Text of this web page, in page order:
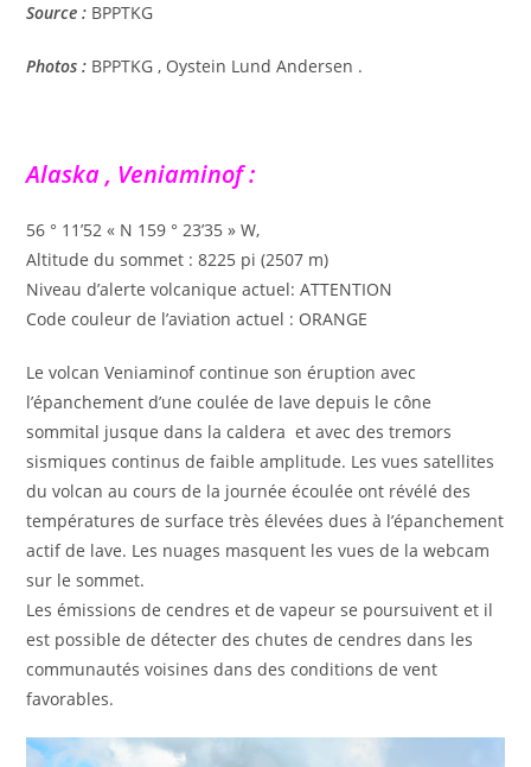
Source : BPPTKG
Photos : BPPTKG , Oystein Lund Andersen .
Alaska , Veniaminof :
56 ° 11’52 « N 159 ° 23’35 » W,
Altitude du sommet : 8225 pi (2507 m)
Niveau d’alerte volcanique actuel: ATTENTION
Code couleur de l’aviation actuel : ORANGE
Le volcan Veniaminof continue son éruption avec
l’épanchement d’une coulée de lave depuis le cône
sommital jusque dans la caldera et avec des tremors
sismiques continus de faible amplitude. Les vues satellites
du volcan au cours de la journée écoulée ont révélé des
températures de surface très élevées dues à l’épanchement
actif de lave. Les nuages masquent les vues de la webcam
sur le sommet.
Les émissions de cendres et de vapeur se poursuivent et il
est possible de détecter des chutes de cendres dans les
communautés voisines dans des conditions de vent
favorables.